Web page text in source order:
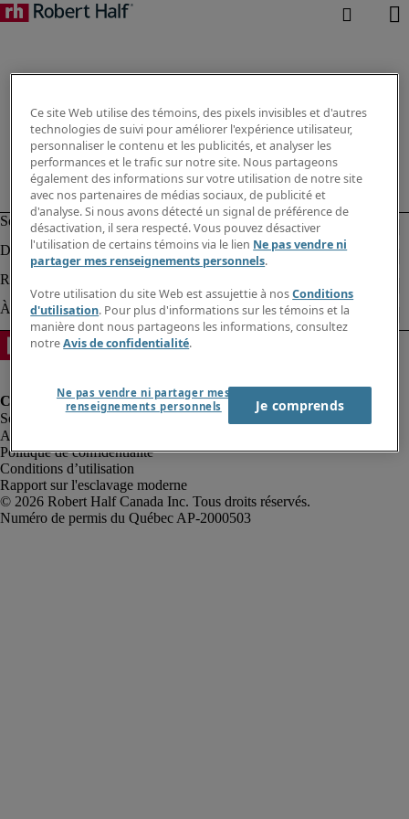
Alerte à la fraude
Politique de confidentialité
Conditions d’utilisation
Rapport sur l'esclavage moderne
Robert Half Canada Inc. Tous droits réservés.
Ce site Web utilise des témoins, des pixels invisibles et d'autres
technologies de suivi pour améliorer l'expérience utilisateur,
personnaliser le contenu et les publicités, et analyser les
performances et le trafic sur notre site. Nous partageons
également des informations sur votre utilisation de notre site
avec nos partenaires de médias sociaux, de publicité et
d'analyse. Si nous avons détecté un signal de préférence de
désactivation, il sera respecté. Vous pouvez désactiver
l'utilisation de certains témoins via le lien Ne pas vendre ni
partager mes renseignements personnels.
Votre utilisation du site Web est assujettie à nosConditions
d'utilisation. Pour plus d'informations sur les témoins et la
manière dont nous partageons les informations, consultez
notreAvis de confidentialité.
Ne pas vendre ni partager mes
renseignements personnels
Je comprends